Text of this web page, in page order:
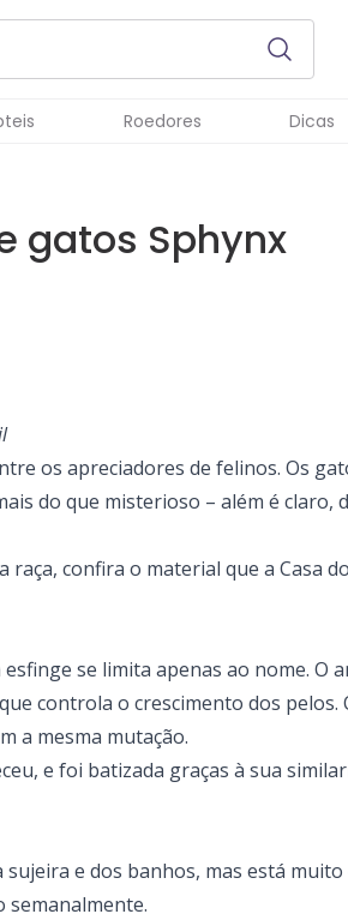
Roedores Dicas
gatos Sphynx
os apreciadores de felinos. Os
do que misterioso – além é claro,
raça, confira o material que a Casa
se limita apenas ao nome. O
controla o crescimento dos pelos.
a mesma mutação.
e foi batizada graças à sua
e dos banhos, mas está muito
semanalmente.